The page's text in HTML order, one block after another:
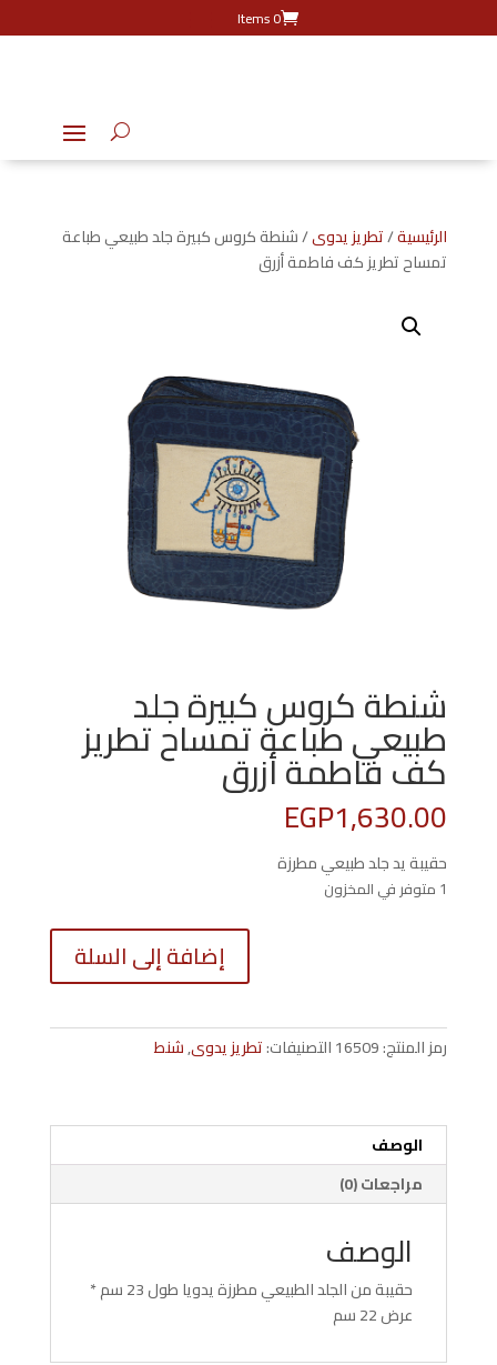
0 Items
الرئيسية/تطريز يدوى/ شنطة كروس كبيرة جلد طبيعي طباعة
تمساح تطريز كف فاطمة أزرق
شنطة كروس كبيرة جلد
طبيعي طباعة تمساح تطريز
كف فاطمة أزرق
EGP1,630.00
حقيبة يد جلد طبيعي مطرزة
1 متوفر في المخزون
كمية
كروس
تمساح
إضافة إلى السلة
رمز المنتج:16509التصنيفات:تطريز يدوى,شنط
الوصف
مراجعات (0)
الوصف
حقيبة من الجلد الطبيعي مطرزة يدويا طول 23 سم *
عرض 22 سم